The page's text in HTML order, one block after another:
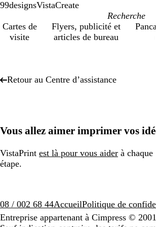
99designsVistaCreate
Cartes de
visite
Flyers, publicité et
articles de bureau
Retour au Centre d’assistance
Vous allez aimer imprimer vos
VistaPrint est là pour vous aider à chaque
étape.
08 / 002 68 44AccueilPolitique de
Entreprise appartenant à Cimpress ©